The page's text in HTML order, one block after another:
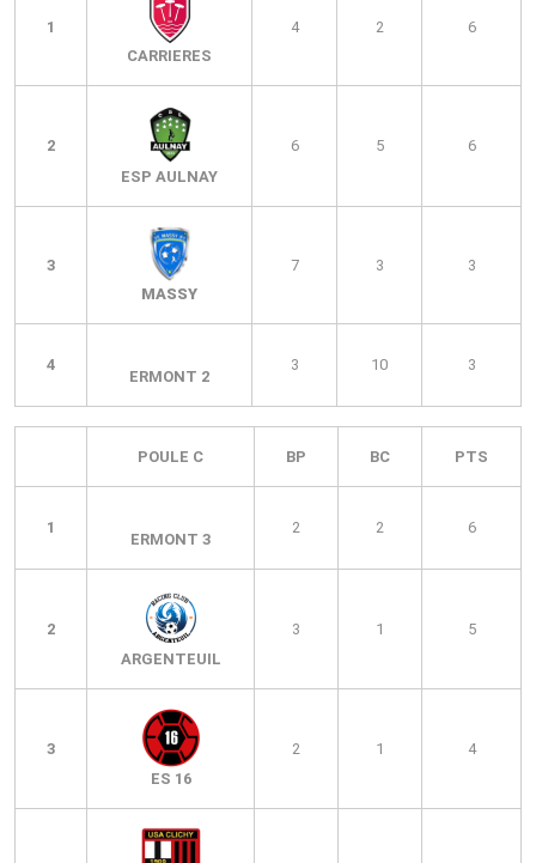
1
CARRIERES
4 2 6
2
ESP AULNAY
6 5 6
3
MASSY
7 3 3
4
ERMONT 2
3 10 3
POULE C BP BC PTS
1
ERMONT 3
2 2 6
2
ARGENTEUIL
3 1 5
3
ES 16
2 1 4